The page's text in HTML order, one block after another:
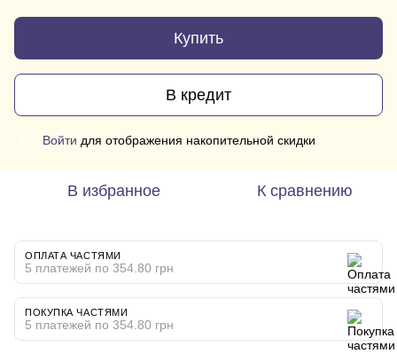
Купить
В кредит
Войти для отображения накопительной скидки
В избранное К сравнению
ОПЛАТА ЧАСТЯМИ
5 платежей по 354.80 грн
ПОКУПКА ЧАСТЯМИ
5 платежей по 354.80 грн